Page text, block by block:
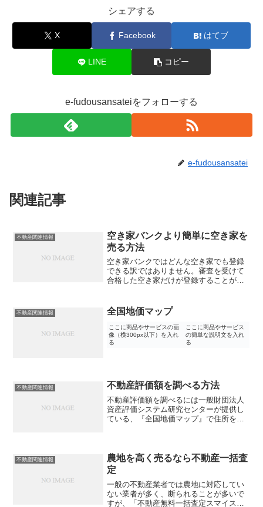
シェアする
X Facebook はてブ
LINE コピー
e-fudousansateiをフォローする
e-fudousansatei
関連記事
不動産関連情報
空き家バンクより簡単に空き家を
売る方法
空き家バンクではどんな空き家でも登録
できる訳ではありません。審査を受けて
合格した空き家だけが登録することがで
渉や難しい手続きを行わなければいけな
いので、素人にはとても難...
不動産関連情報 全国地価マップ
ここに商品やサービスの画
像（横300px以下）を入れ
る
ここに商品やサービス
の簡単な説明文を入れ
る
不動産関連情報 不動産評価額を調べる方法
不動産評価額を調べるには一般財団法人
資産評価システム研究センターが提供し
ている、『全国地価マップ』で住所を入
きますが、専門用語や見...
不動産関連情報
農地を高く売るなら不動産一括査
定
一般の不動産業者では農地に対応してい
ない業者が多く、断られることが多いで
すが、「不動産無料一括査定スマイスタ